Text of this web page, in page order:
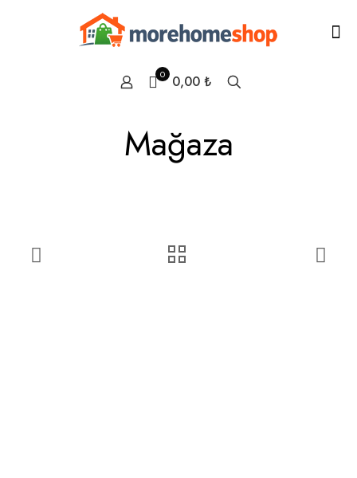
0 0,00 ₺
Mağaza